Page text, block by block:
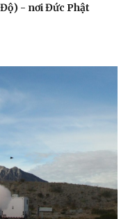
- nơi Đức Phật